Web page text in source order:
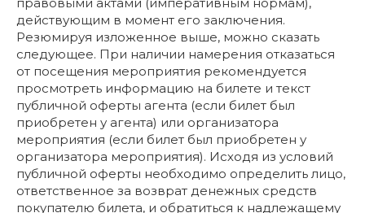
действующим в момент его заключения.
Резюмируя изложенное выше, можно сказать
следующее. При наличии намерения отказаться
от посещения мероприятия рекомендуется
просмотреть информацию на билете и текст
публичной оферты агента (если билет был
приобретен у агента) или организатора
мероприятия (если билет был приобретен у
организатора мероприятия). Исходя из условий
публичной оферты необходимо определить лицо,
ответственное за возврат денежных средств
покупателю билета, и обратиться к надлежащему